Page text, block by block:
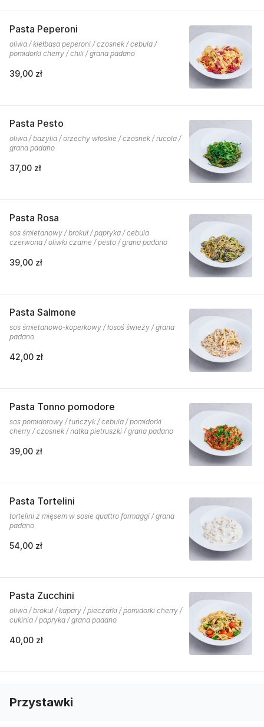
Pasta Peperoni
oliwa / kiełbasa peperoni / czosnek / cebula /
pomidorki cherry / chili / grana padano
39,00 zł
Pasta Pesto
oliwa / bazylia / orzechy włoskie / czosnek / rucola /
grana padano
37,00 zł
Pasta Rosa
sos śmietanowy / brokuł / papryka / cebula
czerwona / oliwki czarne / pesto / grana padano
39,00 zł
Pasta Salmone
sos śmietanowo-koperkowy / łosoś świeży / grana
padano
42,00 zł
Pasta Tonno pomodore
sos pomidorowy / tuńczyk / cebula / pomidorki
cherry / czosnek / natka pietruszki / grana padano
39,00 zł
Pasta Tortelini
tortelini z mięsem w sosie quattro formaggi / grana
padano
54,00 zł
Pasta Zucchini
oliwa / brokuł / kapary / pieczarki / pomidorki cherry /
cukinia / papryka / grana padano
40,00 zł
Przystawki